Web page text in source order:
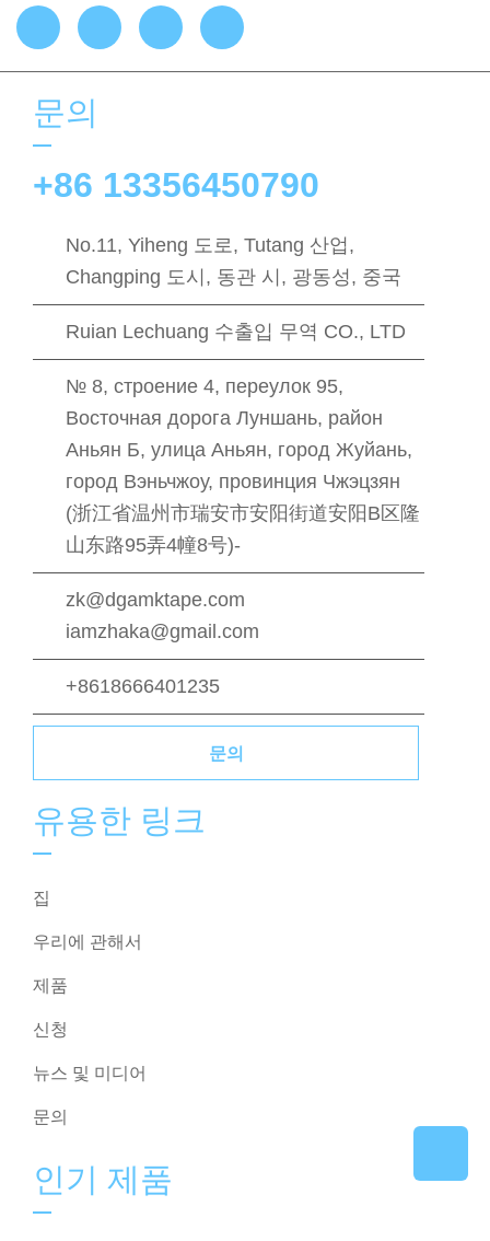
문의
+86 13356450790
No.11, Yiheng 도로, Tutang 산업,
Changping 도시, 동관 시, 광동성, 중국
Ruian Lechuang 수출입 무역 CO., LTD
№ 8, строение 4, переулок 95,
Восточная дорога Луншань, район
Аньян Б, улица Аньян, город Жуйань,
город Вэньчжоу, провинция Чжэцзян
(浙江省温州市瑞安市安阳街道安阳B区隆
山东路95弄4幢8号)-
zk@dgamktape.com
iamzhaka@gmail.com
+8618666401235
문의
유용한 링크
집
우리에 관해서
제품
신청
뉴스 및 미디어
문의
인기 제품